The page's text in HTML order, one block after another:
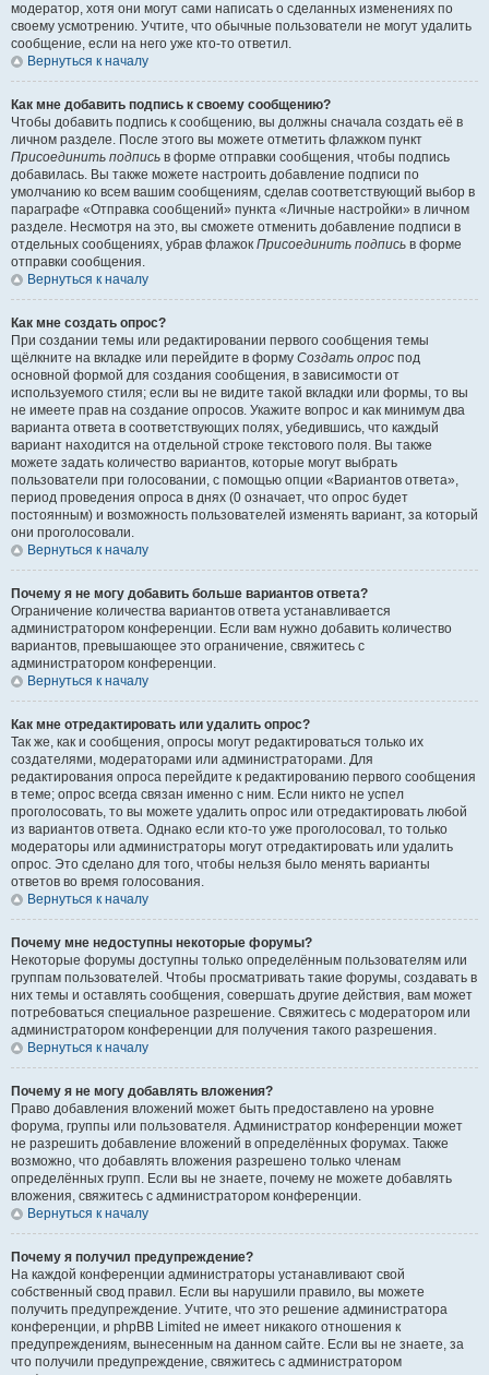
модератор, хотя они могут сами написать о сделанных изменениях по
своему усмотрению. Учтите, что обычные пользователи не могут удалить
сообщение, если на него уже кто-то ответил.
Вернуться к началу
Как мне добавить подпись к своему сообщению?
Чтобы добавить подпись к сообщению, вы должны сначала создать её в
личном разделе. После этого вы можете отметить флажком пункт
Присоединить подпись в форме отправки сообщения, чтобы подпись
добавилась. Вы также можете настроить добавление подписи по
умолчанию ко всем вашим сообщениям, сделав соответствующий выбор в
параграфе «Отправка сообщений» пункта «Личные настройки» в личном
разделе. Несмотря на это, вы сможете отменить добавление подписи в
отдельных сообщениях, убрав флажок Присоединить подпись в форме
отправки сообщения.
Вернуться к началу
Как мне создать опрос?
При создании темы или редактировании первого сообщения темы
щёлкните на вкладке или перейдите в форму Создать опрос под
основной формой для создания сообщения, в зависимости от
используемого стиля; если вы не видите такой вкладки или формы, то вы
не имеете прав на создание опросов. Укажите вопрос и как минимум два
варианта ответа в соответствующих полях, убедившись, что каждый
вариант находится на отдельной строке текстового поля. Вы также
можете задать количество вариантов, которые могут выбрать
пользователи при голосовании, с помощью опции «Вариантов ответа»,
период проведения опроса в днях (0 означает, что опрос будет
постоянным) и возможность пользователей изменять вариант, за который
они проголосовали.
Вернуться к началу
Почему я не могу добавить больше вариантов ответа?
Ограничение количества вариантов ответа устанавливается
администратором конференции. Если вам нужно добавить количество
вариантов, превышающее это ограничение, свяжитесь с
администратором конференции.
Вернуться к началу
Как мне отредактировать или удалить опрос?
Так же, как и сообщения, опросы могут редактироваться только их
создателями, модераторами или администраторами. Для
редактирования опроса перейдите к редактированию первого сообщения
в теме; опрос всегда связан именно с ним. Если никто не успел
проголосовать, то вы можете удалить опрос или отредактировать любой
из вариантов ответа. Однако если кто-то уже проголосовал, то только
модераторы или администраторы могут отредактировать или удалить
опрос. Это сделано для того, чтобы нельзя было менять варианты
ответов во время голосования.
Вернуться к началу
Почему мне недоступны некоторые форумы?
Некоторые форумы доступны только определённым пользователям или
группам пользователей. Чтобы просматривать такие форумы, создавать в
них темы и оставлять сообщения, совершать другие действия, вам может
потребоваться специальное разрешение. Свяжитесь с модератором или
администратором конференции для получения такого разрешения.
Вернуться к началу
Почему я не могу добавлять вложения?
Право добавления вложений может быть предоставлено на уровне
форума, группы или пользователя. Администратор конференции может
не разрешить добавление вложений в определённых форумах. Также
возможно, что добавлять вложения разрешено только членам
определённых групп. Если вы не знаете, почему не можете добавлять
вложения, свяжитесь с администратором конференции.
Вернуться к началу
Почему я получил предупреждение?
На каждой конференции администраторы устанавливают свой
собственный свод правил. Если вы нарушили правило, вы можете
получить предупреждение. Учтите, что это решение администратора
конференции, и phpBB Limited не имеет никакого отношения к
предупреждениям, вынесенным на данном сайте. Если вы не знаете, за
что получили предупреждение, свяжитесь с администратором